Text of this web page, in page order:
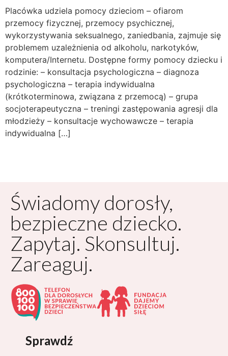
Placówka udziela pomocy dzieciom – ofiarom
przemocy fizycznej, przemocy psychicznej,
wykorzystywania seksualnego, zaniedbania, zajmuje się
problemem uzależnienia od alkoholu, narkotyków,
komputera/Internetu. Dostępne formy pomocy dziecku i
rodzinie: – konsultacja psychologiczna – diagnoza
psychologiczna – terapia indywidualna
(krótkoterminowa, związana z przemocą) – grupa
socjoterapeutyczna – treningi zastępowania agresji dla
młodzieży – konsultacje wychowawcze – terapia
indywidualna […]
Świadomy dorosły,
bezpieczne dziecko.
Zapytaj. Skonsultuj.
Zareaguj.
Sprawdź